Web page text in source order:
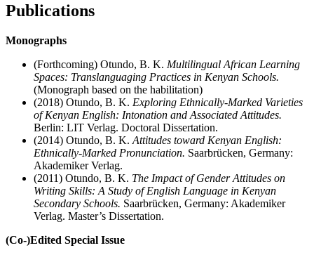
Publications
Monographs
(Forthcoming) Otundo, B. K. Multilingual African Learning
Spaces: Translanguaging Practices in Kenyan Schools.
(Monograph based on the habilitation)
(2018) Otundo, B. K. Exploring Ethnically-Marked Varieties
of Kenyan English: Intonation and Associated Attitudes.
Berlin: LIT Verlag. Doctoral Dissertation.
(2014) Otundo, B. K. Attitudes toward Kenyan English:
Ethnically-Marked Pronunciation. Saarbrücken, Germany:
Akademiker Verlag.
(2011) Otundo, B. K. The Impact of Gender Attitudes on
Writing Skills: A Study of English Language in Kenyan
Secondary Schools. Saarbrücken, Germany: Akademiker
Verlag. Master’s Dissertation.
(Co-)Edited Special Issue